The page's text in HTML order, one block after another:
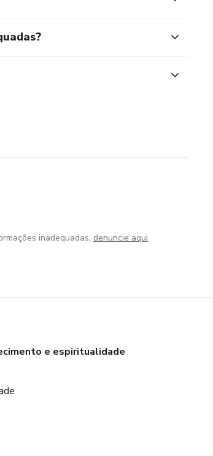
inadequadas, denuncie aqui
e espiritualidade